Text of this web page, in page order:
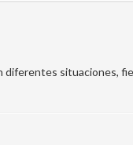
situaciones,